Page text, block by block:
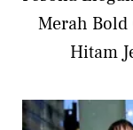
Merah
Hitam